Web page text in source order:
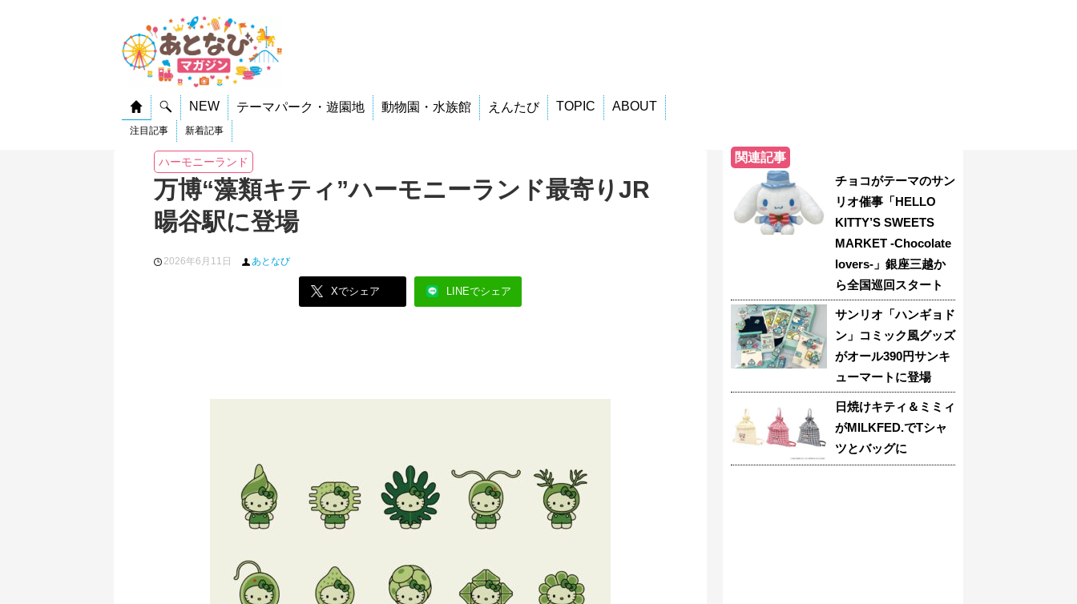
NEW テーマパーク・遊園地 動物園・水族館 えんたび TOPIC ABOUT
注目記事 新着記事
ハーモニーランド
万博“藻類キティ”ハーモニーランド最寄りJR
暘谷駅に登場
2026年6月11日 あとなび
Xでシェア LINEでシェア
関連記事
チョコがテーマのサン
リオ催事「HELLO
KITTY’S SWEETS
MARKET -Chocolate
lovers-」銀座三越か
ら全国巡回スタート
サンリオ「ハンギョド
ン」コミック風グッズ
がオール390円サンキ
ューマートに登場
日焼けキティ＆ミミィ
がMILKFED.でTシャ
ツとバッグに